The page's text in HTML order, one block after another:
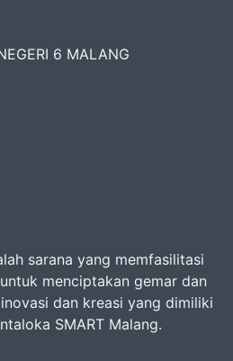
6 MALANG
sarana yang memfasilitasi
menciptakan gemar dan
dan kreasi yang dimiliki
SMART Malang.